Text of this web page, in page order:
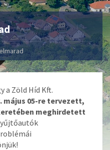
a Zöld Híd Kft.
május 05-re tervezett,
meghirdetett